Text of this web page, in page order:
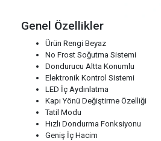
Genel Özellikler
Ürün Rengi Beyaz
No Frost Soğutma Sistemi
Dondurucu Altta Konumlu
Elektronik Kontrol Sistemi
LED İç Aydınlatma
Kapı Yönü Değiştirme Özelliği
Tatil Modu
Hızlı Dondurma Fonksiyonu
Geniş İç Hacim